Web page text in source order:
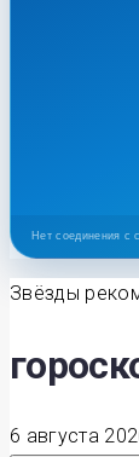
Нет соединения с
Звёзды
6 августа